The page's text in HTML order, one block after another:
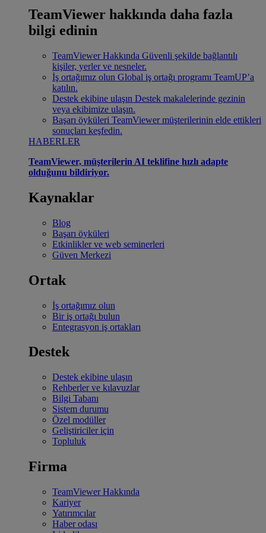
TeamViewer hakkında daha fazla
bilgi edinin
TeamViewer Hakkında Güvenli şekilde bağlantılı
kişiler, yerler ve nesneler.
İş ortağımız olun Global iş ortağı programı TeamUP’a
katılın.
Destek ekibine ulaşın Destek makalelerinde gezinin
veya ekibimize ulaşın.
Başarı öyküleri TeamViewer müşterilerinin elde ettikleri
sonuçları keşfedin.
HABERLER
TeamViewer, müşterilerin AI teklifine hızlı adapte
olduğunu bildiriyor.
Kaynaklar
Blog
Başarı öyküleri
Etkinlikler ve web seminerleri
Güven Merkezi
Ortak
İş ortağımız olun
Bir iş ortağı bulun
Entegrasyon iş ortakları
Destek
Destek ekibine ulaşın
Rehberler ve kılavuzlar
Bilgi Tabanı
Sistem durumu
Özel modüller
Geliştiriciler için
Topluluk
Firma
TeamViewer Hakkında
Kariyer
Yatırımcılar
Haber odası